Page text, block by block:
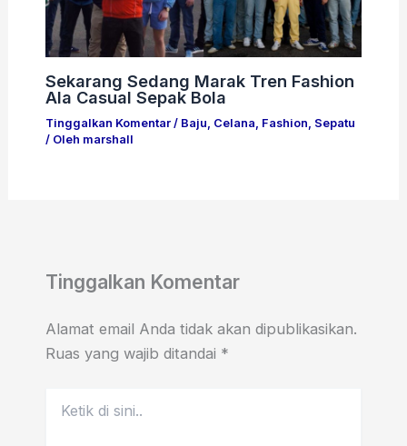
Sekarang Sedang Marak Tren Fashion
Ala Casual Sepak Bola
Tinggalkan Komentar / Baju Celana Fashion Sepatu
/ Oleh marshall
Tinggalkan Komentar
Alamat email Anda tidak akan dipublikasikan.
Ruas yang wajib ditandai *